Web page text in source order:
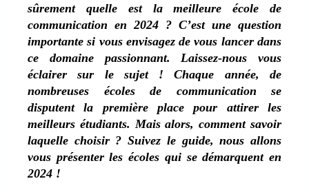
sûrement quelle est la meilleure école de
communication en 2024 ? C’est une question
importante si vous envisagez de vous lancer dans
ce domaine passionnant. Laissez-nous vous
éclairer sur le sujet ! Chaque année, de
nombreuses écoles de communication se
disputent la première place pour attirer les
meilleurs étudiants. Mais alors, comment savoir
laquelle choisir ? Suivez le guide, nous allons
vous présenter les écoles qui se démarquent en
2024 !